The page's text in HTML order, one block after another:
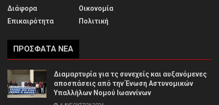
Διάφορα
Επικαιρότητα
Οικονομία
Πολιτική
ΠΡΌΣΦΑΤΑ ΝΈΑ
Διαμαρτυρία για τς συνεχείς και αυξανόμενες
αποσπάσεις από την Ένωση Αστυνομικών
Υπαλλήλων Νομού Ιωαννίνων